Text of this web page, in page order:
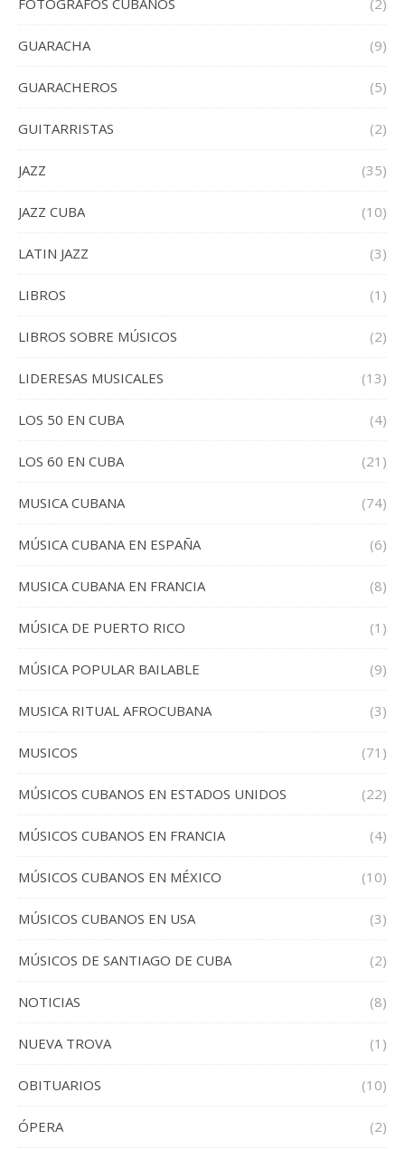
FOTOGRAFOS CUBANOS (2)
GUARACHA (9)
GUARACHEROS (5)
GUITARRISTAS (2)
JAZZ (35)
JAZZ CUBA (10)
LATIN JAZZ (3)
LIBROS (1)
LIBROS SOBRE MÚSICOS (2)
LIDERESAS MUSICALES (13)
LOS 50 EN CUBA (4)
LOS 60 EN CUBA (21)
MUSICA CUBANA (74)
MÚSICA CUBANA EN ESPAÑA (6)
MUSICA CUBANA EN FRANCIA (8)
MÚSICA DE PUERTO RICO (1)
MÚSICA POPULAR BAILABLE (9)
MUSICA RITUAL AFROCUBANA (3)
MUSICOS (71)
MÚSICOS CUBANOS EN ESTADOS UNIDOS (22)
MÚSICOS CUBANOS EN FRANCIA (4)
MÚSICOS CUBANOS EN MÉXICO (10)
MÚSICOS CUBANOS EN USA (3)
MÚSICOS DE SANTIAGO DE CUBA (2)
NOTICIAS (8)
NUEVA TROVA (1)
OBITUARIOS (10)
ÓPERA (2)